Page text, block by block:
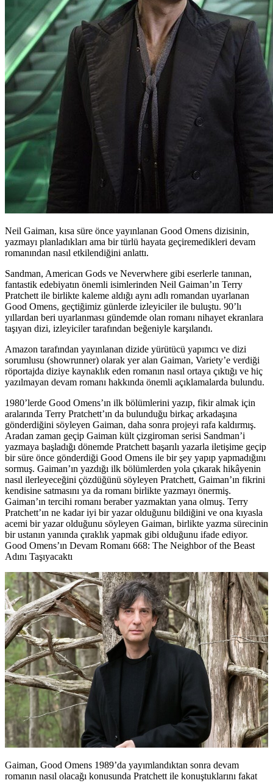
Neil Gaiman, kısa süre önce yayınlanan Good Omens dizisinin,
yazmayı planladıkları ama bir türlü hayata geçiremedikleri devam
romanından nasıl etkilendiğini anlattı.
Sandman, American Gods ve Neverwhere gibi eserlerle tanınan,
fantastik edebiyatın önemli isimlerinden Neil Gaiman’ın Terry
Pratchett ile birlikte kaleme aldığı aynı adlı romandan uyarlanan
Good Omens, geçtiğimiz günlerde izleyiciler ile buluştu. 90’lı
yıllardan beri uyarlanması gündemde olan romanı nihayet ekranlara
taşıyan dizi, izleyiciler tarafından beğeniyle karşılandı.
Amazon tarafından yayınlanan dizide yürütücü yapımcı ve dizi
sorumlusu (showrunner) olarak yer alan Gaiman, Variety’e verdiği
röportajda diziye kaynaklık eden romanın nasıl ortaya çıktığı ve hiç
yazılmayan devam romanı hakkında önemli açıklamalarda bulundu.
1980’lerde Good Omens’ın ilk bölümlerini yazıp, fikir almak için
aralarında Terry Pratchett’ın da bulunduğu birkaç arkadaşına
gönderdiğini söyleyen Gaiman, daha sonra projeyi rafa kaldırmış.
Aradan zaman geçip Gaiman kült çizgiroman serisi Sandman’i
yazmaya başladığı dönemde Pratchett başarılı yazarla iletişime geçip
bir süre önce gönderdiği Good Omens ile bir şey yapıp yapmadığını
sormuş. Gaiman’ın yazdığı ilk bölümlerden yola çıkarak hikâyenin
nasıl ilerleyeceğini çözdüğünü söyleyen Pratchett, Gaiman’ın fikrini
kendisine satmasını ya da romanı birlikte yazmayı önermiş.
Gaiman’ın tercihi romanı beraber yazmaktan yana olmuş. Terry
Pratchett’ın ne kadar iyi bir yazar olduğunu bildiğini ve ona kıyasla
acemi bir yazar olduğunu söyleyen Gaiman, birlikte yazma sürecinin
bir ustanın yanında çıraklık yapmak gibi olduğunu ifade ediyor.
Good Omens’ın Devam Romanı 668: The Neighbor of the Beast
Adını Taşıyacaktı
Gaiman, Good Omens 1989’da yayımlandıktan sonra devam
romanın nasıl olacağı konusunda Pratchett ile konuştuklarını fakat